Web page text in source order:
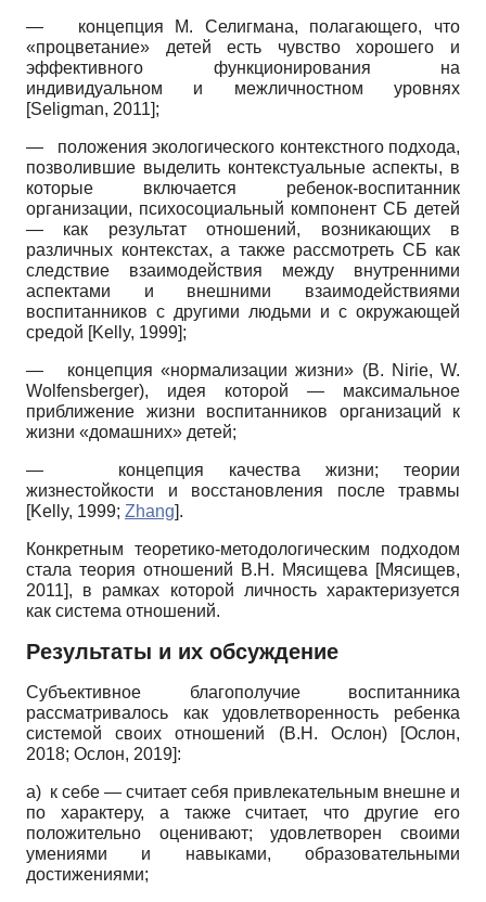
— концепция М. Селигмана, полагающего, что
«процветание» детей есть чувство хорошего и
эффективного функционирования на
индивидуальном и межличностном уровнях
[Seligman, 2011];
— положения экологического контекстного подхода,
позволившие выделить контек­стуальные аспекты, в
которые включается ребенок-воспитанник
организации, психосо­циальный компонент СБ детей
— как результат отношений, возникающих в
различных контекстах, а также рассмотреть СБ как
следствие взаимодействия между внутренними
аспектами и внешними взаимодействиями
воспитанников с другими людьми и с окружающей
средой [Kelly, 1999];
— концепция «нормализации жизни» (B. Nirie, W.
Wolfensberger), идея которой — максимальное
приближение жизни воспитанников организаций к
жизни «домашних» детей;
— концепция качества жизни; теории
жизнестойкости и восстановления после травмы
[Kelly, 1999; Zhang].
Конкретным теоретико-методологическим подходом
стала теория отношений В.Н. Мяси­щева [Мясищев,
2011], в рамках которой личность характеризуется
как система отношений.
Результаты и их обсуждение
Субъективное благополучие воспитанника
рассматривалось как удовлетворенность ребенка
системой своих отношений (В.Н. Ос­лон)
[Ослон,
2018; Ослон, 2019]:
а) к себе — считает себя привлекательным внешне и
по характеру, а также считает, что другие его
положительно оценивают; удовлетворен своими
умениями и навыками, образовательными
достижениями;